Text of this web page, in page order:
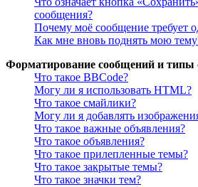
сообщения?
Почему моё сообщение требует
Как мне вновь поднять мою
Форматирование сообщений и типы
Что такое BBCode?
Могу ли я использовать HTML?
Что такое смайлики?
Могу ли я добавлять
Что такое важные объявления?
Что такое объявления?
Что такое прилепленные темы?
Что такое закрытые темы?
Что такое значки тем?